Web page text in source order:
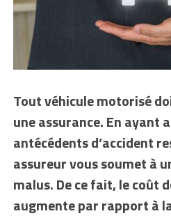
Tout véhicule motorisé
une assurance. En ayant
antécédents d’accident
assureur vous soumet à
malus. De ce fait, le coût
augmente par rapport à